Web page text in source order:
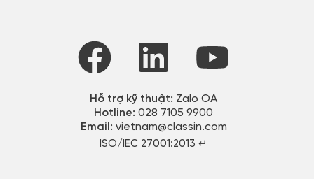
Hỗ trợ kỹ thuật: Zalo OA
Hotline: 028 7105 9900
Email: vietnam@classin.com
ISO/IEC 27001:2013 ↵​